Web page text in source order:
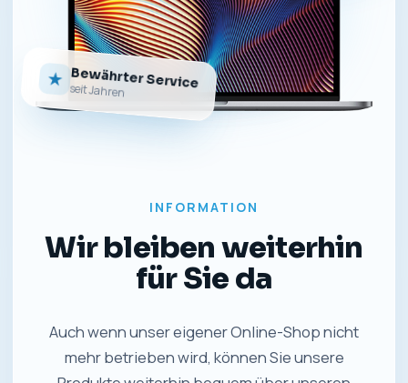
★ Bewährter Service
seit Jahren
INFORMATION
Wir bleiben weiterhin
für Sie da
Auch wenn unser eigener Online-Shop nicht
mehr betrieben wird, können Sie unsere